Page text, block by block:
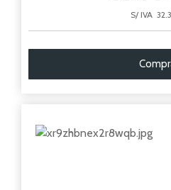
S/ IVA